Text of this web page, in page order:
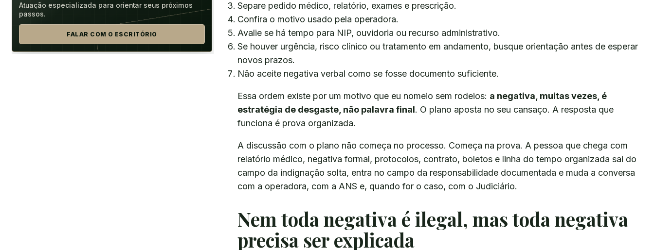
Atuação especializada para orientar seus próximos
passos.
FALAR COM O ESCRITÓRIO
Separe pedido médico, relatório, exames e prescrição.
Confira o motivo usado pela operadora.
Avalie se há tempo para NIP, ouvidoria ou recurso administrativo.
Se houver urgência, risco clínico ou tratamento em andamento, busque orientação antes de esperar
novos prazos.
Não aceite negativa verbal como se fosse documento suficiente.
Essa ordem existe por um motivo que eu nomeio sem rodeios: a negativa, muitas vezes, é
estratégia de desgaste, não palavra final. O plano aposta no seu cansaço. A resposta que
funciona é prova organizada.
A discussão com o plano não começa no processo. Começa na prova. A pessoa que chega com
relatório médico, negativa formal, protocolos, contrato, boletos e linha do tempo organizada sai do
campo da indignação solta, entra no campo da responsabilidade documentada e muda a conversa
com a operadora, com a ANS e, quando for o caso, com o Judiciário.
Nem toda negativa é ilegal, mas toda negativa
precisa ser explicada